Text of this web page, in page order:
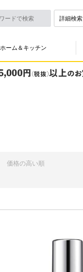
詳細検索
ホーム＆キッチン
価格の高い順